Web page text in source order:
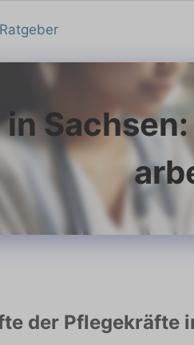
Ratgeber
in
der Pflegekräfte